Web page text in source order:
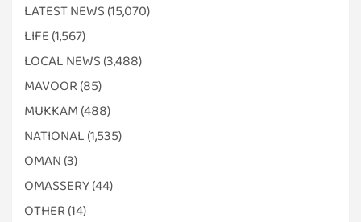
LATEST NEWS (15,070)
LIFE (1,567)
LOCAL NEWS (3,488)
MAVOOR (85)
MUKKAM (488)
NATIONAL (1,535)
OMAN (3)
OMASSERY(44)
OTHER (14)